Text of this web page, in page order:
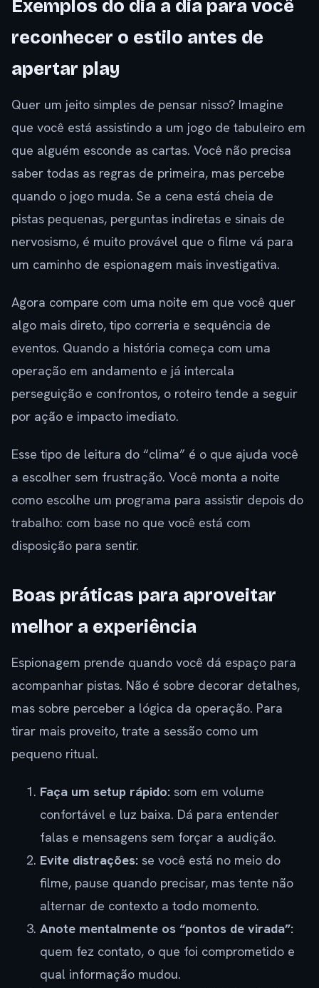
Exemplos do dia a dia para você
reconhecer o estilo antes de
apertar play
Quer um jeito simples de pensar nisso? Imagine
que você está assistindo a um jogo de tabuleiro em
que alguém esconde as cartas. Você não precisa
saber todas as regras de primeira, mas percebe
quando o jogo muda. Se a cena está cheia de
pistas pequenas, perguntas indiretas e sinais de
nervosismo, é muito provável que o filme vá para
um caminho de espionagem mais investigativa.
Agora compare com uma noite em que você quer
algo mais direto, tipo correria e sequência de
eventos. Quando a história começa com uma
operação em andamento e já intercala
perseguição e confrontos, o roteiro tende a seguir
por ação e impacto imediato.
Esse tipo de leitura do “clima” é o que ajuda você
a escolher sem frustração. Você monta a noite
como escolhe um programa para assistir depois do
trabalho: com base no que você está com
disposição para sentir.
Boas práticas para aproveitar
melhor a experiência
Espionagem prende quando você dá espaço para
acompanhar pistas. Não é sobre decorar detalhes,
mas sobre perceber a lógica da operação. Para
tirar mais proveito, trate a sessão como um
pequeno ritual.
Faça um setup rápido: som em volume
confortável e luz baixa. Dá para entender
falas e mensagens sem forçar a audição.
Evite distrações: se você está no meio do
filme, pause quando precisar, mas tente não
alternar de contexto a todo momento.
Anote mentalmente os “pontos de virada”:
quem fez contato, o que foi comprometido e
qual informação mudou.